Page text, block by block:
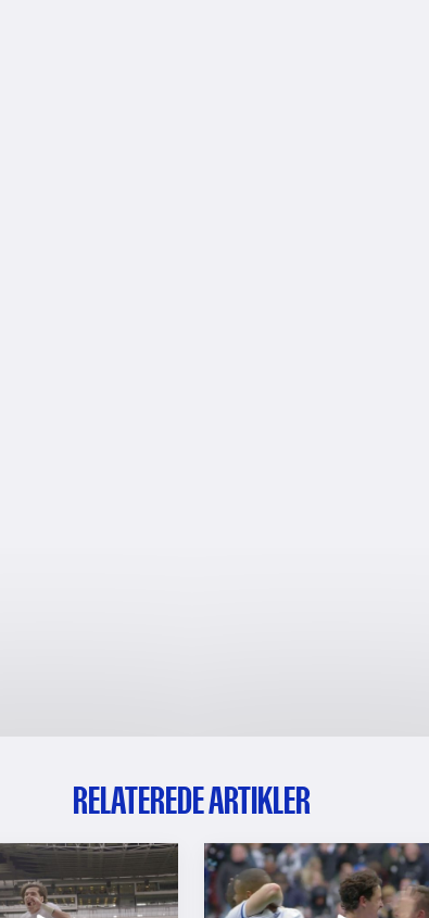
RELATEREDE ARTIKLER